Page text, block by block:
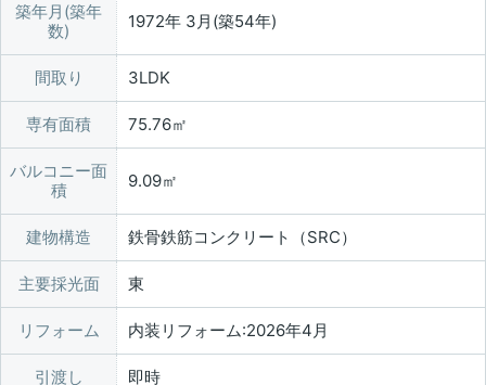
築年月(築年
数)
1972年 3月(築54年)
間取り 3LDK
専有面積 75.76㎡
バルコニー面
積
9.09㎡
建物構造 鉄骨鉄筋コンクリート（SRC）
主要採光面 東
リフォーム 内装リフォーム:2026年4月
引渡し 即時